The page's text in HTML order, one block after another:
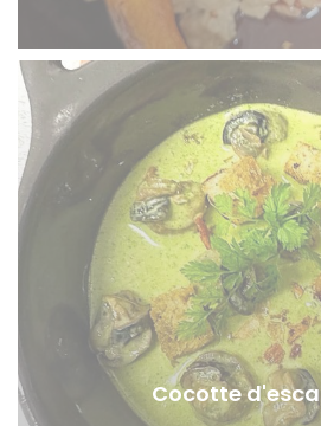
Cocotte